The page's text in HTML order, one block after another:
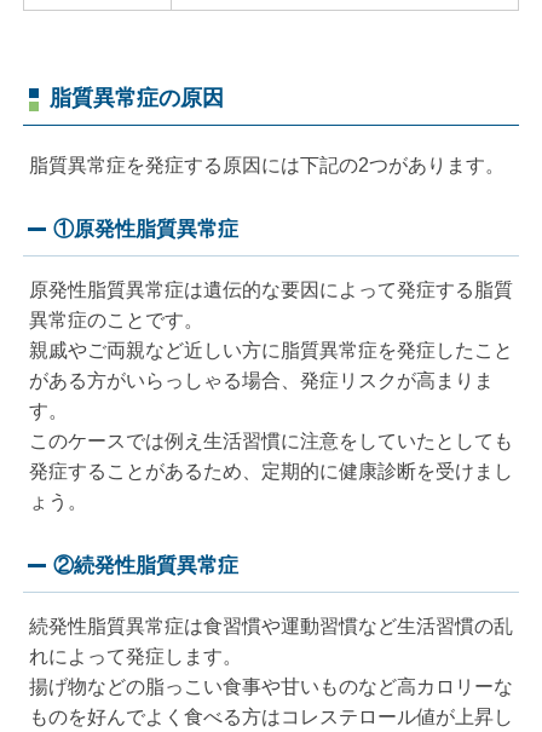
脂質異常症の原因
脂質異常症を発症する原因には下記の2つがあります。
①原発性脂質異常症
原発性脂質異常症は遺伝的な要因によって発症する脂質
異常症のことです。
親戚やご両親など近しい方に脂質異常症を発症したこと
がある方がいらっしゃる場合、発症リスクが高まりま
す。
このケースでは例え生活習慣に注意をしていたとしても
発症することがあるため、定期的に健康診断を受けまし
ょう。
②続発性脂質異常症
続発性脂質異常症は食習慣や運動習慣など生活習慣の乱
れによって発症します。
揚げ物などの脂っこい食事や甘いものなど高カロリーな
ものを好んでよく食べる方はコレステロール値が上昇し